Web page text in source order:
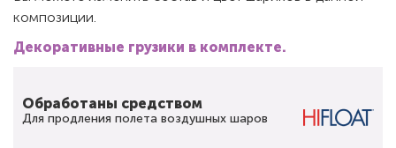
композиции.
Декоративные грузики в комплекте.
Обработаны средством
Для продления полета воздушных шаров